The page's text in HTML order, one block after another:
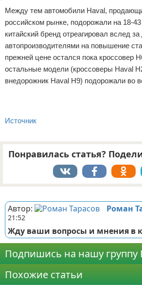
Между тем автомобили Haval,
российском рынке, подорожали на 18-
китайский бренд отреагировал вслед за
автопроизводителями на повышение
прежней цене остался пока кроссовер
остальные модели (кроссоверы Haval
внедорожник Haval H9) подорожали во
Источник
Понравилась статья?
Автор: Роман
21:52
Жду ваши вопросы и мнения в
Подпишись на нашу группу
Похожие статьи